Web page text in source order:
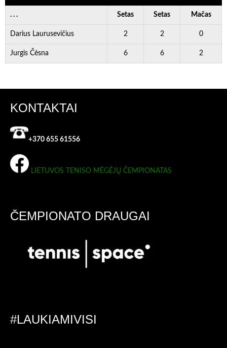
. . . Setas Setas Mačas
Darius Laurusevičius 2 2 0
Jurgis Čėsna 6 6 2
KONTAKTAI
+370 655 61556
LIETUVOS TENISO MĖGĖJŲ ČEMPIONATAS
ČEMPIONATO DRAUGAI
#LAUKIAMIVISI